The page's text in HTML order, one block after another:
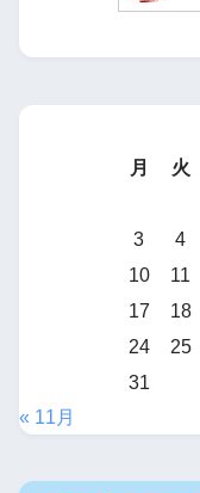
月
火
3
4
10
11
17
18
24
25
31
« 11月